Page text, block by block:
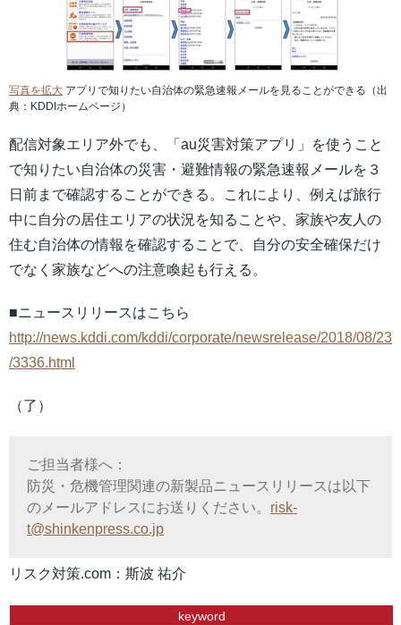
写真を拡大 アプリで知りたい自治体の緊急速報メールを見ることができる（出
典：KDDIホームページ）
配信対象エリア外でも、「au災害対策アプリ」を使うこと
で知りたい自治体の災害・避難情報の緊急速報メールを３
日前まで確認することができる。これにより、例えば旅行
中に自分の居住エリアの状況を知ることや、家族や友人の
住む自治体の情報を確認することで、自分の安全確保だけ
でなく家族などへの注意喚起も行える。
■ニュースリリースはこちら
http://news.kddi.com/kddi/corporate/newsrelease/2018/08/23
/3336.html
（了）
ご担当者様へ：
防災・危機管理関連の新製品ニュースリリースは以下
のメールアドレスにお送りください。 risk-
t@shinkenpress.co.jp
リスク対策.com：斯波 祐介
keyword